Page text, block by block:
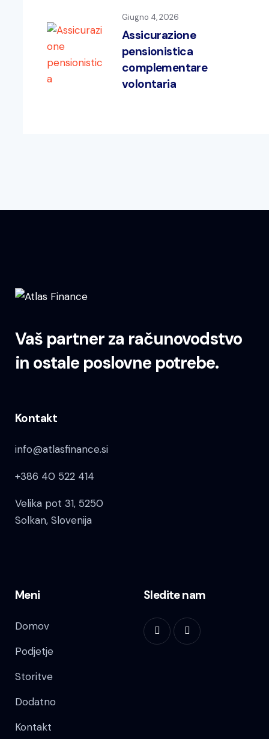
Giugno 4, 2026
Assicurazione
pensionistica
complementare
volontaria
Vaš partner za računovodstvo
in ostale poslovne potrebe.
Kontakt
info@atlasfinance.si
+386 40 522 414
Velika pot 31, 5250
Solkan, Slovenija
Meni
Domov
Podjetje
Storitve
Dodatno
Kontakt
Sledite nam